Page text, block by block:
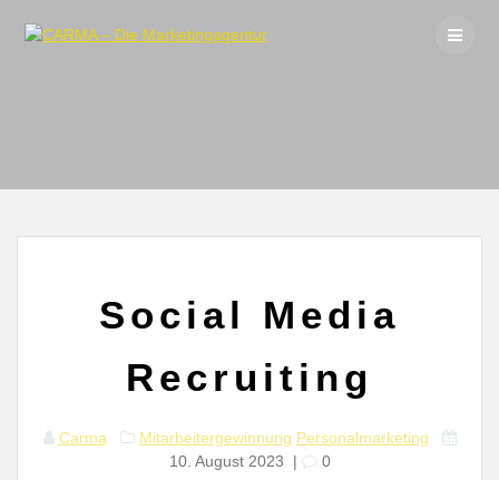
to
Social Media
Recruiting
Carma Mitarbeitergewinnung Personalmarketing
10. August 2023 | 0